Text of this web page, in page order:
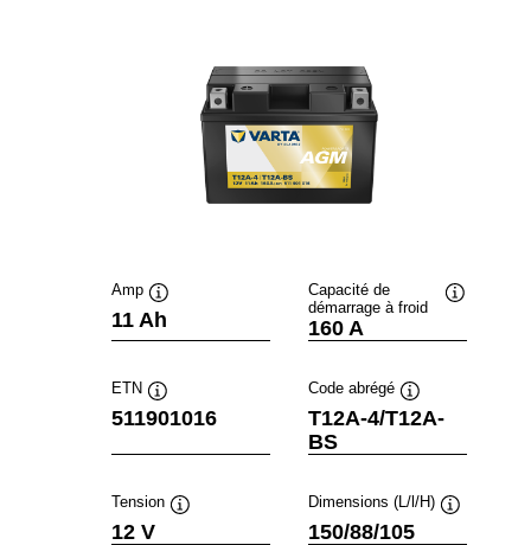
Amp
Infobulle
11 Ah
Capacité de
démarrage à froid
160 A
ETN
Infobulle
511901016
Code abrégé
Infobulle
T12A-4/T12A-
BS
Tension
12 V
Dimensions (L/l/H)
150/88/105